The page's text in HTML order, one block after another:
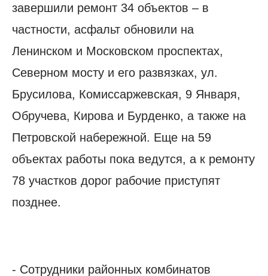
завершили ремонт 34 объектов – в
частности, асфальт обновили на
Ленинском и Московском проспектах,
Северном мосту и его развязках, ул.
Брусилова, Комиссаржевская, 9 Января,
Обручева, Кирова и Бурденко, а также на
Петровской набережной. Еще на 59
объектах работы пока ведутся, а к ремонту
78 участков дорог рабочие приступят
позднее.
- Сотрудники районных комбинатов